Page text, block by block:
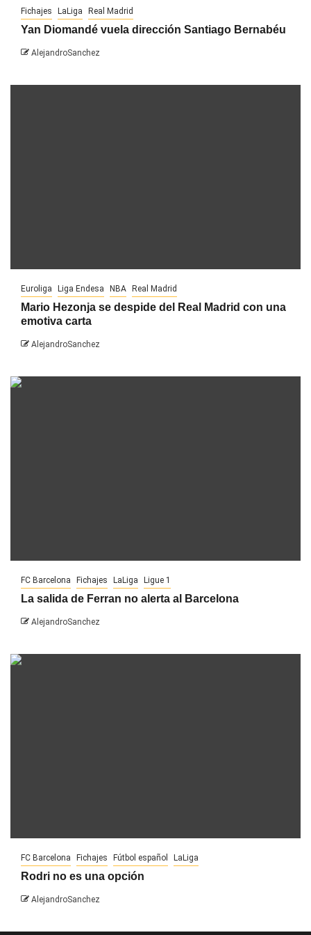
Fichajes LaLiga Real Madrid
Yan Diomandé vuela dirección Santiago Bernabéu
AlejandroSanchez
Euroliga Liga Endesa NBA Real Madrid
Mario Hezonja se despide del Real Madrid con una
emotiva carta
AlejandroSanchez
FC Barcelona Fichajes LaLiga Ligue 1
La salida de Ferran no alerta al Barcelona
AlejandroSanchez
FC Barcelona Fichajes Fútbol español LaLiga
Rodri no es una opción
AlejandroSanchez